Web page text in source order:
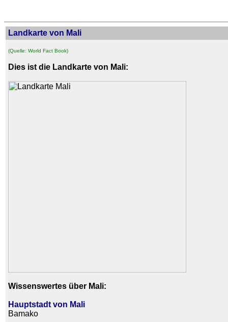
Landkarte von Mali
(Quelle: World Fact Book)
Dies ist die Landkarte von Mali:
Wissenswertes über Mali:
Hauptstadt von Mali
Bamako